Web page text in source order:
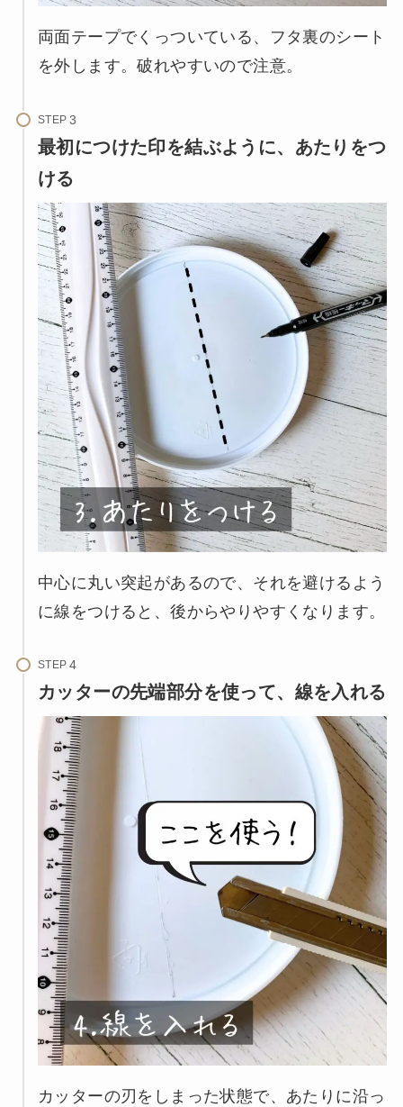
両面テープでくっついている、フタ裏のシート
を外します。破れやすいので注意。
STEP
最初につけた印を結ぶように、あたりをつ
ける
中心に丸い突起があるので、それを避けるよう
に線をつけると、後からやりやすくなります。
STEP
カッターの先端部分を使って、線を入れる
カッターの刃をしまった状態で、あたりに沿っ